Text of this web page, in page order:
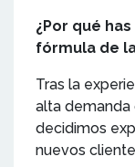
¿Por qué
fórmula de
Tras la
alta demanda
decidimos
nuevos